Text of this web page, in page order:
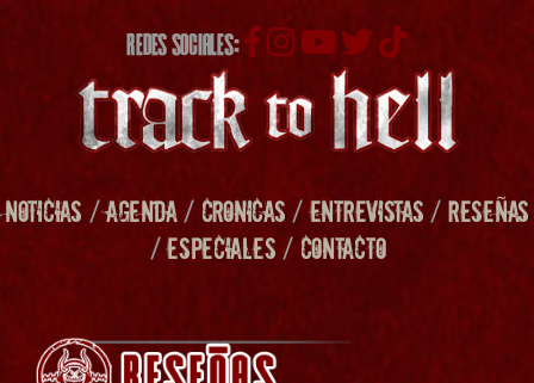
REDES SOCIALES:
NOTICIAS /AGENDA/ CRONICAS/ENTREVISTAS/RESEÑAS
/ESPECIALES/ CONTACTO